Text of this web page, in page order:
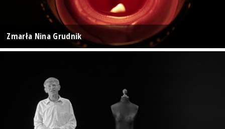
Zmarła Nina Grudnik